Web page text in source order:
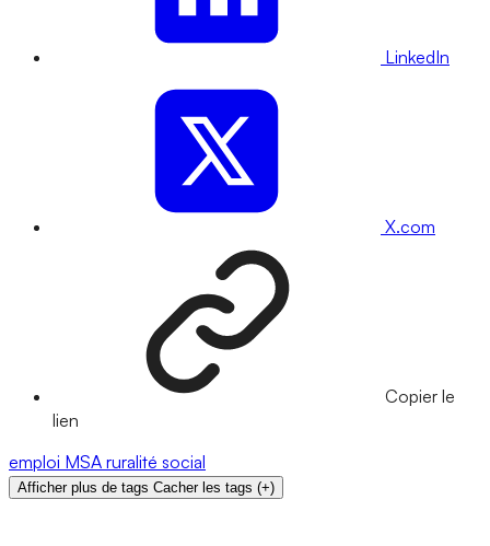
LinkedIn
X.com
Copier le
lien
emploi MSA ruralité social
Afficher plus de tags Cacher les tags (+)